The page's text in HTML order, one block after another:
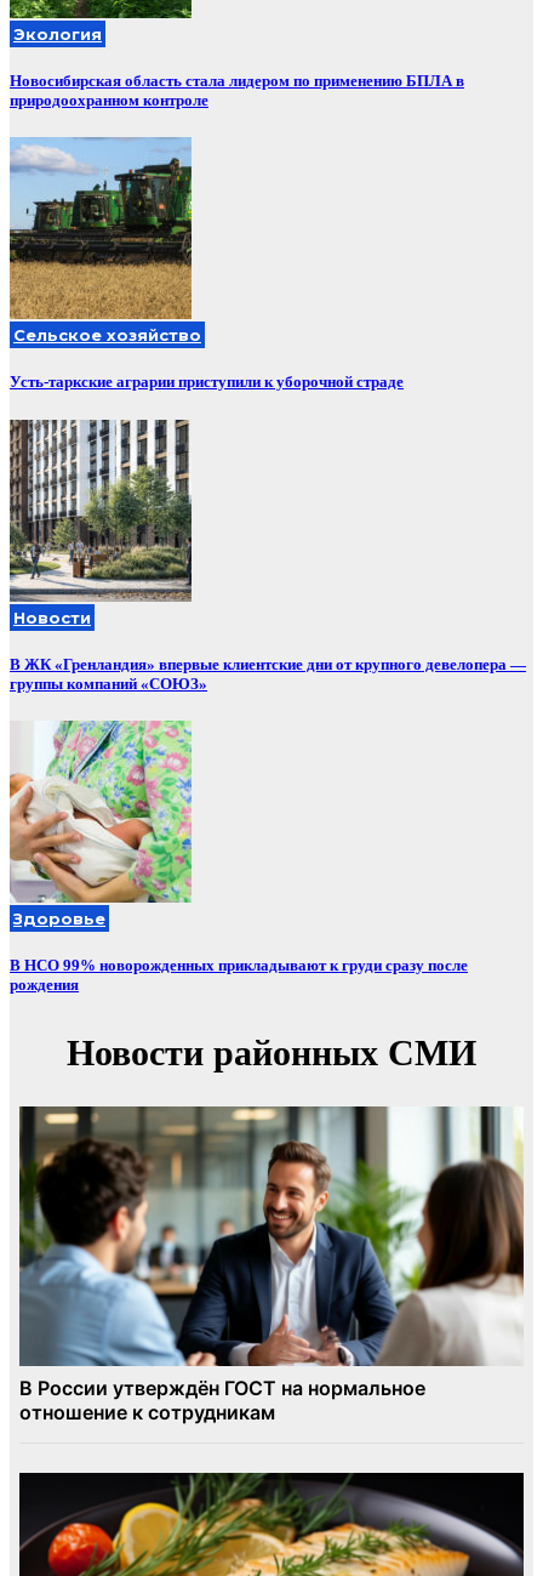
Экология
Новосибирская область стала лидером по применению БПЛА в
природоохранном контроле
Сельское хозяйство
Усть-таркские аграрии приступили к уборочной страде
Новости
В ЖК «Гренландия» впервые клиентские дни от крупного девелопера —
группы компаний «СОЮЗ»
Здоровье
В НСО 99% новорожденных прикладывают к груди сразу после
рождения